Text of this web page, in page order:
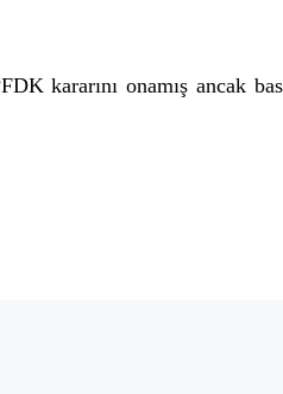
kararını onamış ancak